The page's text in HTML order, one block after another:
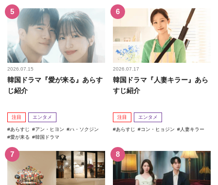
2026.07.15
韓国ドラマ『愛が来る』あらす
じ紹介
注目 エンタメ
あらすじ アン・ヒヨン
ハ・ソクジン
愛が来る
韓国ドラマ
2026.07.17
韓国ドラマ『人妻キラー』あら
すじ紹介
注目 エンタメ
あらすじ コン・ヒョジン 人妻キラー